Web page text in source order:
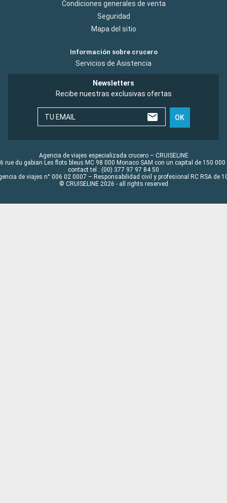
Condiciones generales de venta
Seguridad
Mapa del sitio
Información sobre crucero
Servicios de Asistencia
Newsletters
Recibe nuestras exclusivas ofertas
TU EMAIL OK
Agencia de viajes especializada crucero – CRUISELINE
rue du gabian Les flots bleus MC 98 000 Monaco SAM con un capital de 150 000
contact tel : (00) 377 97 97 84 50
de viajes n° 006 02 0007 – Responsabilidad civil y profesional RC RSA de
© CRUISELINE 2026 - all rights reserved